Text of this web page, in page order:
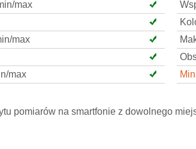
max
max
max
pomiarów na smartfonie z dowolnego